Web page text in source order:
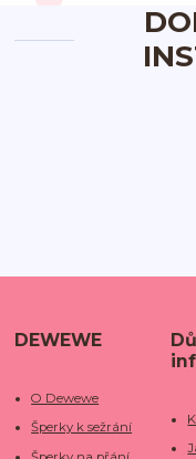
DEWEWE
O Dewewe
Šperky k sežrání